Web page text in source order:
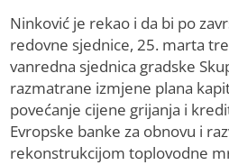
Ninković je rekao i da bi po
redovne sjednice, 25. marta
vanredna sjednica gradske
razmatrane izmjene plana
povećanje cijene grijanja i
Evropske banke za obnovu i
rekonstrukcijom toplovodne